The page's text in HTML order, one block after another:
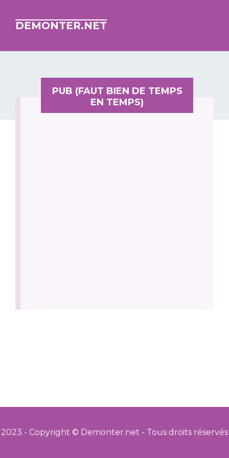
DEMONTER.NET
PUB (FAUT BIEN DE TEMPS
EN TEMPS)
2023 - Copyright © Demonter.net - Tous droits réservés